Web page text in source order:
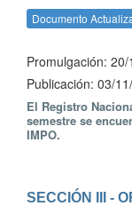
Documento
Promulgación:
Publicación: 03/
El Registro
semestre se
IMPO.
SECCIÓN III -